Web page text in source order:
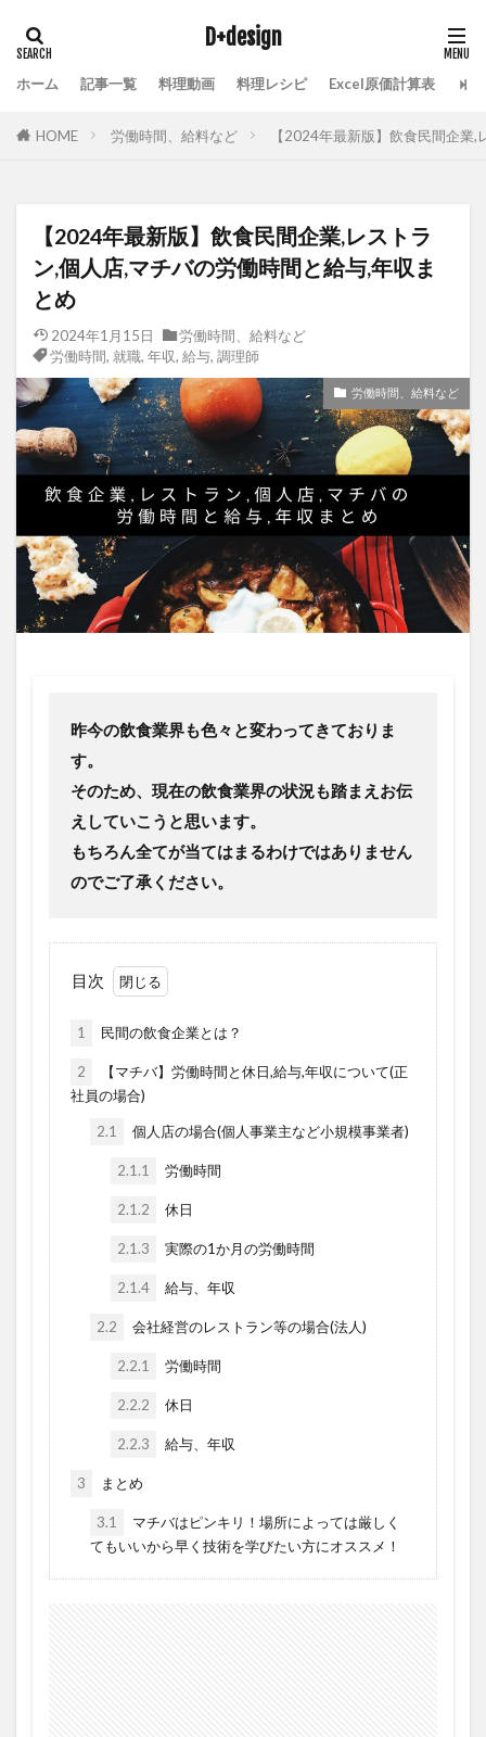
D+design
ホーム 記事一覧 料理動画 料理レシピ Excel原価計算表
HOME 労働時間、給料など 【2024年最新版】飲食民間企業
【2024年最新版】飲食民間企業,レストラ
ン,個人店,マチバの労働時間と給与,年収ま
とめ
2024年1月15日
労働時間、給料など
労働時間, 就職, 年収, 給与, 調理師
労働時間、給料など
昨今の飲食業界も色々と変わってきておりま
す。
そのため、現在の飲食業界の状況も踏まえお伝
えしていこうと思います。
もちろん全てが当てはまるわけではありません
のでご了承ください。
目次
1 民間の飲食企業とは？
2
【マチバ】労働時間と休日,給与,年収について(正
社員の場合)
2.1 個人店の場合(個人事業主など小規模事業者)
2.1.1 労働時間
2.1.2 休日
2.1.3 実際の1か月の労働時間
2.1.4 給与、年収
2.2 会社経営のレストラン等の場合(法人)
2.2.1 労働時間
2.2.2 休日
2.2.3 給与、年収
3 まとめ
3.1
マチバはピンキリ！場所によっては厳しく
てもいいから早く技術を学びたい方にオススメ！